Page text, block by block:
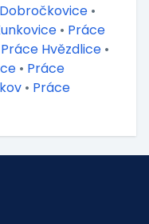
•
• Práce
Práce Hvězdlice •
• Práce
• Práce